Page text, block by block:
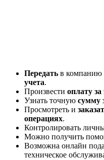
Передать в компанию
учета.
Произвести оплату
Узнать точную сумму
Просмотреть и
операциях.
Контролировать
Можно получить
Возможна онлайн
техническое